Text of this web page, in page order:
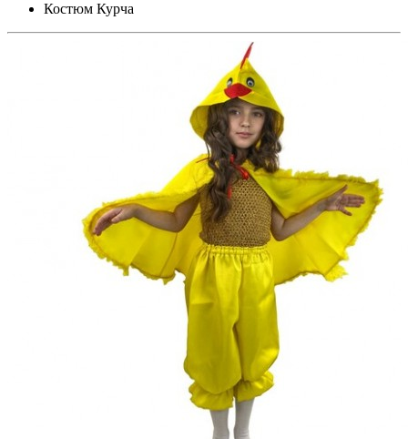
Костюм Курча